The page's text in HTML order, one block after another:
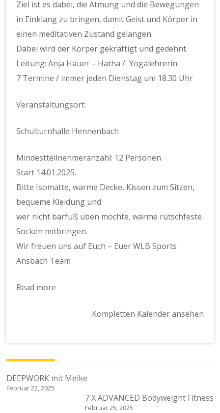
Ziel ist es dabei, die Atmung und die Bewegungen
in Einklang zu bringen, damit Geist und Körper in
einen meditativen Zustand gelangen.
Dabei wird der Körper gekräftigt und gedehnt.
Leitung: Anja Hauer – Hatha / Yogalehrerin
7 Termine / immer jeden Dienstag um 18.30 Uhr
Veranstaltungsort:
Schulturnhalle Hennenbach
Mindestteilnehmeranzahl: 12 Personen
Start 14.01.2025.
Bitte Isomatte, warme Decke, Kissen zum Sitzen,
bequeme Kleidung und
wer nicht barfuß üben möchte, warme rutschfeste
Socken mitbringen.
Wir freuen uns auf Euch – Euer WLB Sports
Ansbach Team
Read more
Kompletten Kalender ansehen
Beitragsnavigation
DEEPWORK mit Meike
Februar 22, 2025
7 X ADVANCED Bodyweight Fitness
Februar 25, 2025